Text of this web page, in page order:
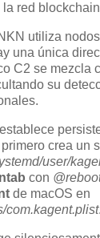
red blockchain
utiliza
una única
C2 se mezcla
su
crea un
user/
con
de macOS en
com.kagent.plist.